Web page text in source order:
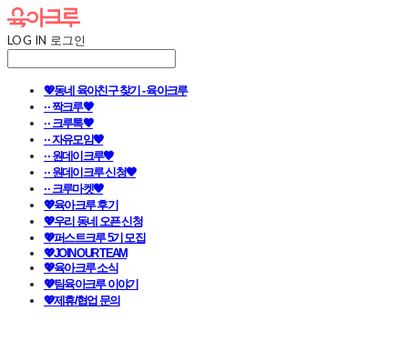
LOG IN 로그인
💖동네 육아친구 찾기 - 육아크루
· · 짝크루🧡
· · 크루톡🧡
· · 자유모임🧡
· · 원데이크루🧡
· · 원데이크루 신청🧡
· · 크루마켓🧡
💖육아크루 후기
💖우리 동네 오픈 신청
💖퍼스트크루 5기 모집
💖JOIN OUR TEAM
💖육아크루 소식
💖팀육아크루 이야기
💖제휴/협업 문의